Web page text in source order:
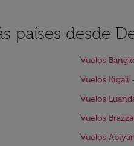
países desde
Vuelos
Vuelos Kigali
Vuelos
Vuelos
Vuelos